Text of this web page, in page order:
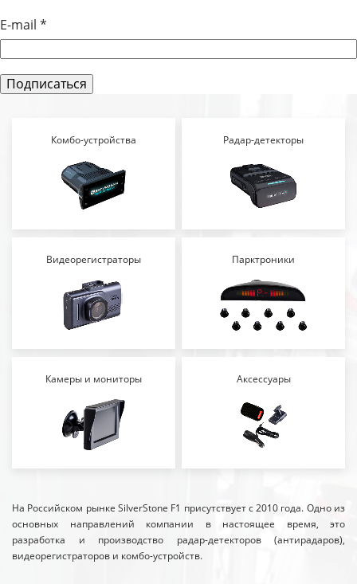
E-mail *
Комбо-устройства Радар-детекторы
Видеорегистраторы Парктроники
Камеры и мониторы Аксессуары
На Российском рынке SilverStone F1 присутствует с 2010 года. Одно из
основных направлений компании в настоящее время, это
разработка и производство радар-детекторов (антирадаров),
видеорегистраторов и комбо-устройств.